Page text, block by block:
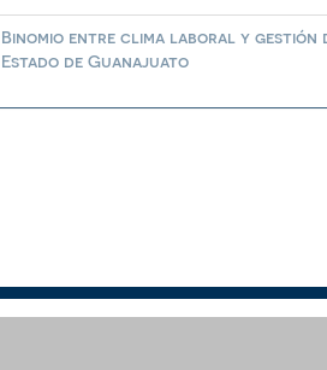
Binomio entre clima laboral y
Estado de Guanajuato